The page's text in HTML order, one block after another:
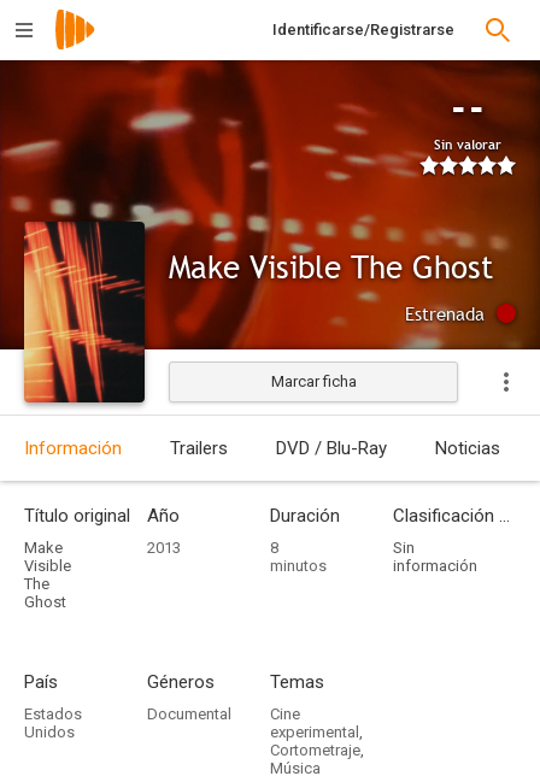
Identificarse/Registrarse
--
Sin valorar
Make Visible The Ghost
Estrenada
Marcar ficha
Información Trailers DVD / Blu-Ray Noticias
Título original
Make
Visible
The
Ghost
Año
2013
Duración
8
minutos
Clasificación por edades
Sin
información
País
Estados
Unidos
Géneros
Documental
Temas
Cine
experimental ,
Cortometraje,
Música